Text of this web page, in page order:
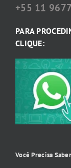
+55 11
PARA
CLIQUE:
Você Precisa Saber